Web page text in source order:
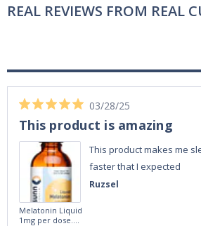
REAL REVIEWS FROM REAL
Ruzsel
03/28/25
This product is amazing
This product makes me
faster that I expected
Melatonin Liquid
1mg per dose.